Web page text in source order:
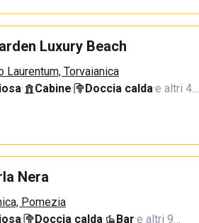
Luxury Beach
Laurentum, Torvaianica
· Cabine· Doccia calda·e altri 4…
Nera
Pomezia
· Doccia calda· Bar·e altri 9…